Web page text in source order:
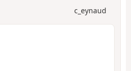
c_eynaud